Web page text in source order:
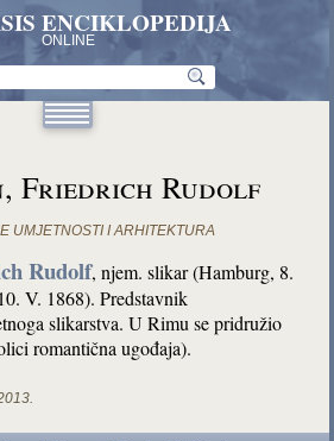
ENCIKLOPEDIJA
ONLINE
Friedrich Rudolf
UMJETNOSTI I ARHITEKTURA
Rudolf, njem. slikar (Hamburg, 8.
V. 1868). Predstavnik
slikarstva. U Rimu se pridružio
romantična ugođaja).